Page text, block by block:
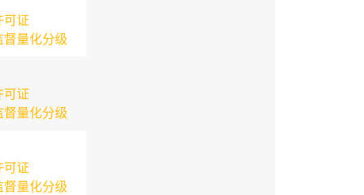
可证
量化分级
可证
量化分级
可证
量化分级